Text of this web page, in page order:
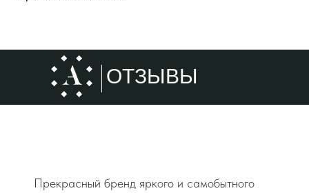
ОТЗЫВЫ
Прекрасный бренд яркого и самобытного